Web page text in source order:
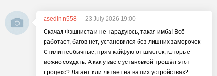
asedinin558
23 July 2026 19:00
Скачал Фэшниста и не нарадуюсь, такая имба! Всё
работает, багов нет, установился без лишних заморочек.
Стили необычные, прям кайфую от шмоток, которые
можно создать. А как у вас с установкой прошёл этот
процесс? Лагает или летает на ваших устройствах?